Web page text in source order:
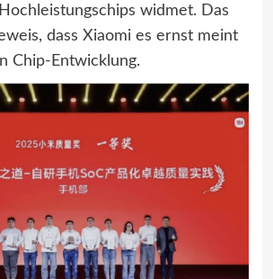
widmet. Das
dass Xiaomi es ernst meint
Chip-Entwicklung.